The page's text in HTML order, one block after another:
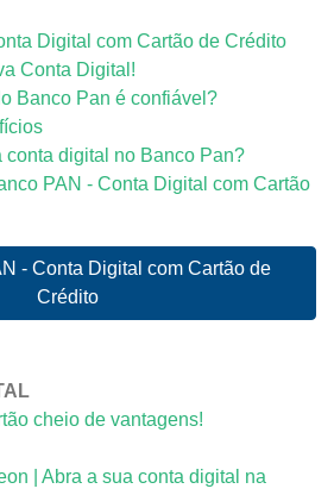
Digital com Cartão de Crédito
Conta Digital!
Banco Pan é confiável?
conta digital no Banco Pan?
PAN - Conta Digital com Cartão
- Conta Digital com Cartão de
Crédito
cheio de vantagens!
| Abra a sua conta digital na